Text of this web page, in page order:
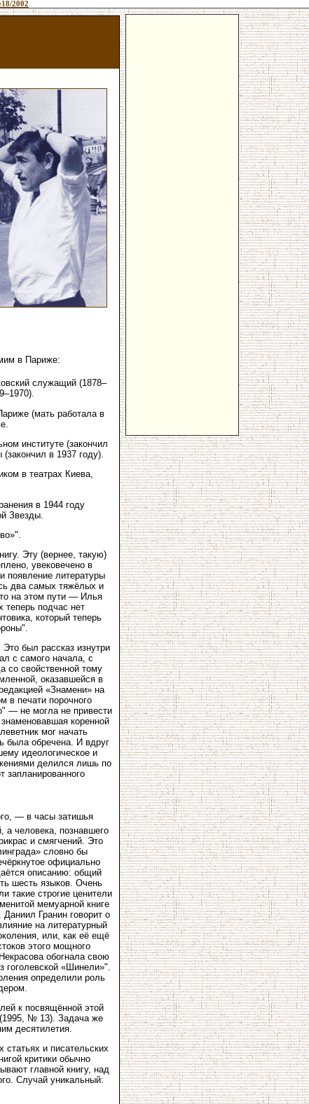
2002
в Париже:
служащий (1878–
(мать работала в
институте (закончил
в 1937 году).
в театрах Киева,
в 1944 году
Звезды.
Эту (вернее, такую)
увековечено в
появление литературы
два самых тяжёлых и
на этом пути — Илья
теперь подчас нет
который теперь
был рассказ изнутри
с самого начала, с
со свойственной тому
оказавшейся в
«Знамени» на
в печати порочного
— не могла не привести
коренной
мог начать
была обречена. И вдруг
идеологическое и
делился лишь по
запланированного
— в часы затишья
а человека, познавшего
и смягчений. Это
словно бы
официально
описанию: общий
шесть языков. Очень
такие строгие ценители
мемуарной книге
Гранин говорит о
на литературный
или, как её ещё
этого мощного
обогнала свою
«Шинели»".
определили роль
к посвящённой этой
(1995, № 13). Задача же
десятилетия.
и писательских
критики обычно
главной книгу, над
Случай уникальный: